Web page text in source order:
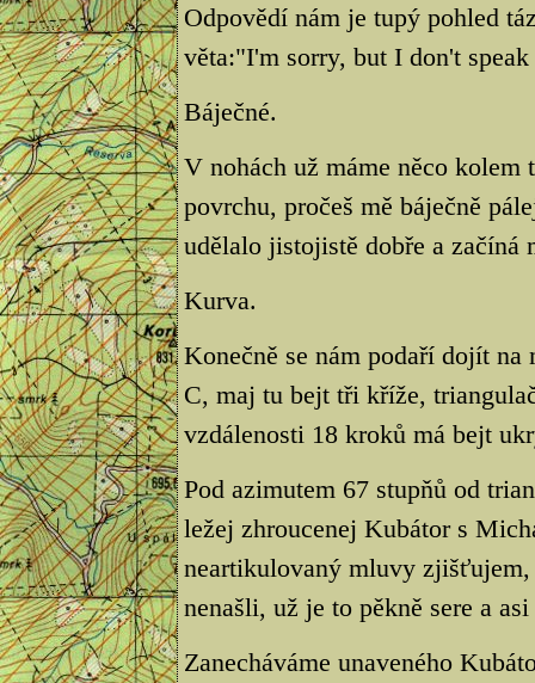
Odpovědí nám je tupý pohled
věta:"I'm sorry, but I don't
Báječné.
V nohách už máme něco
povrchu, pročeš mě báječně
udělalo jistojistě dobře a začíná
Kurva.
Konečně se nám podaří dojít na
C, maj tu bejt tři kříže,
vzdálenosti 18 kroků má bejt
Pod azimutem 67 stupňů od
ležej zhroucenej Kubátor s
neartikulovaný mluvy
nenašli, už je to pěkně sere a
Zanecháváme unaveného